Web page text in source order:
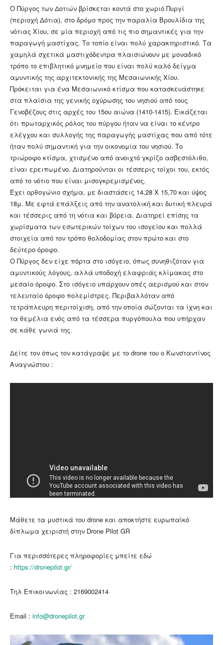
Ο Πύργος των Δοτιών βρίσκεται κοντά στο χωριό Πυργί
(περιοχή Δότια), στο δρόμο προς την παραλία Βρουλίδια της
νότιας Χίου, σε μία περιοχή από τις πιο σημαντικές για την
παραγωγή μαστίχας. Το τοπίο είναι πολύ χαρακτηριστικό. Τα
χαμηλά σχετικά μαστιχόδεντρα πλαισιώνουν με μοναδικό
τρόπο το επιβλητικό μνημείο που είναι πολύ καλό δείγμα
αμυντικής της αρχιτεκτονικής της Μεσαιωνικής Χίου.
Πρόκειται για ένα Μεσαιωνικό κτίσμα που κατασκευάστηκε
στα πλαίσια της γενικής οχύρωσης του νησιού από τους
Γενοβέζους στις αρχές του 15ου αιώνα (1410-1415). Εικάζεται
ότι πρωταρχικός ρόλος του πύργου ήταν να είναι το κέντρο
ελέγχου και συλλογής της παραγωγής μαστίχας που από τότε
ήταν πολύ σημαντική για την οικονομία του νησιού. Το
τριώροφο κτίσμα, χτισμένο από ανοιχτό γκρίζο ασβεστόλιθο,
είναι ερειπωμένο. Διατηρούνται οι τέσσερις τοίχοι του, εκτός
από το νότιο που είναι μισογκρεμισμένος.
Έχει ορθογώνιο σχήμα, με διαστάσεις 14,28 Χ 15,70 και ύψος
18μ. Με εφτά επάλξεις από την ανατολική και δυτική πλευρά
και τέσσερις από τη νότια και βόρεια. Διατηρεί επίσης τα
χωρίσματα των εσωτερικών τοίχων του ισογείου και πολλά
στοιχεία από τον τρόπο θολοδομίας στον πρώτο και στο
δεύτερο όροφο.
Ο Πύργος δεν είχε πόρτα στο ισόγειο, όπως συνηθιζόταν για
αμυντικούς λόγους, αλλά υποδοχή ελαφριάς κλίμακας στο
μεσαίο όροφο. Στο ισόγειο υπάρχουν οπές αερισμού και στον
τελευταίο όροφο πολεμίστρες. Περιβαλλόταν από
τετράπλευρη περιτοίχιση, από την οποία σώζονται τα ίχνη και
τα θεμέλια ενός από τα τέσσερα πυργόπουλα που υπήρχαν
σε κάθε γωνιά της.
Δείτε τον όπως τον κατάγραψε με το drone του ο Κωνσταντίνος
Αναγνώστου :
Μάθετε τα μυστικά του drone και αποκτήστε ευρωπαϊκό
δίπλωμα χειριστή στην Drone Pilot GR
Για περισσότερες πληροφορίες μπείτε εδώ
: https://dronepilot.gr/
Τηλ Επικοινωνίας : 2169002414
Email : info@dronepilot.gr